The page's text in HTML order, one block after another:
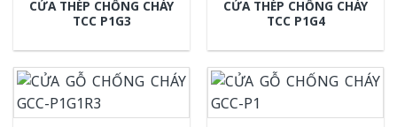
CỬA THÉP CHỐNG CHÁY
TCC P1G3
CỬA THÉP CHỐNG CHÁY
TCC P1G4